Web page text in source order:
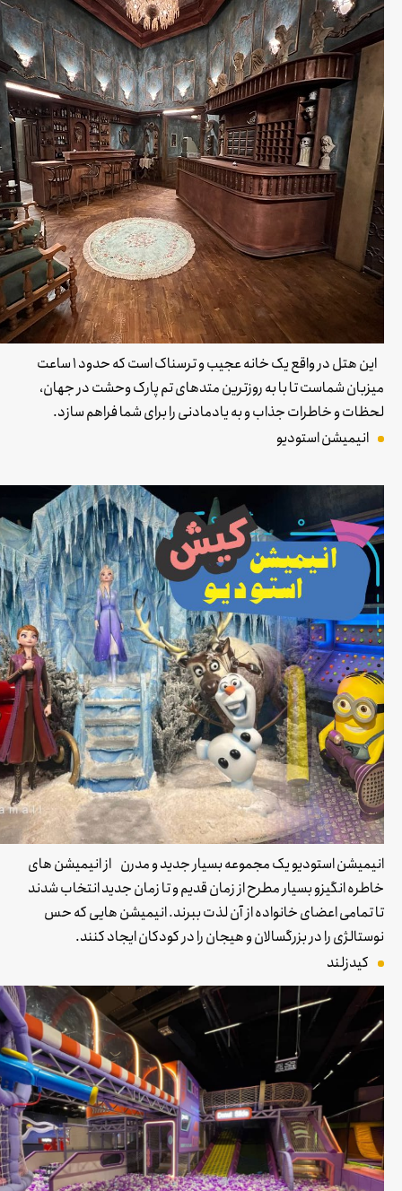
این هتل در واقع یک خانه عجیب و ترسناک است که حدود 1 ساعت
میزبان شماست تا با به روزترین متدهای تم پارک وحشت در جهان،
لحظات و خاطرات جذاب و به یادمادنی را برای شما فراهم سازد.
انیمیشن استودیو​
انیمیشن استودیو یک مجموعه بسیار جدید و مدرن از انیمیشن های
خاطره انگیزو بسیار مطرح از زمان قدیم و تا زمان جدید انتخاب شدند
تا تمامی اعضای خانواده از آن لذت ببرند. انیمیشن هایی که حس
نوستالژی را در بزرگسالان و هیجان را در کودکان ایجاد کنند.
کیدزلند